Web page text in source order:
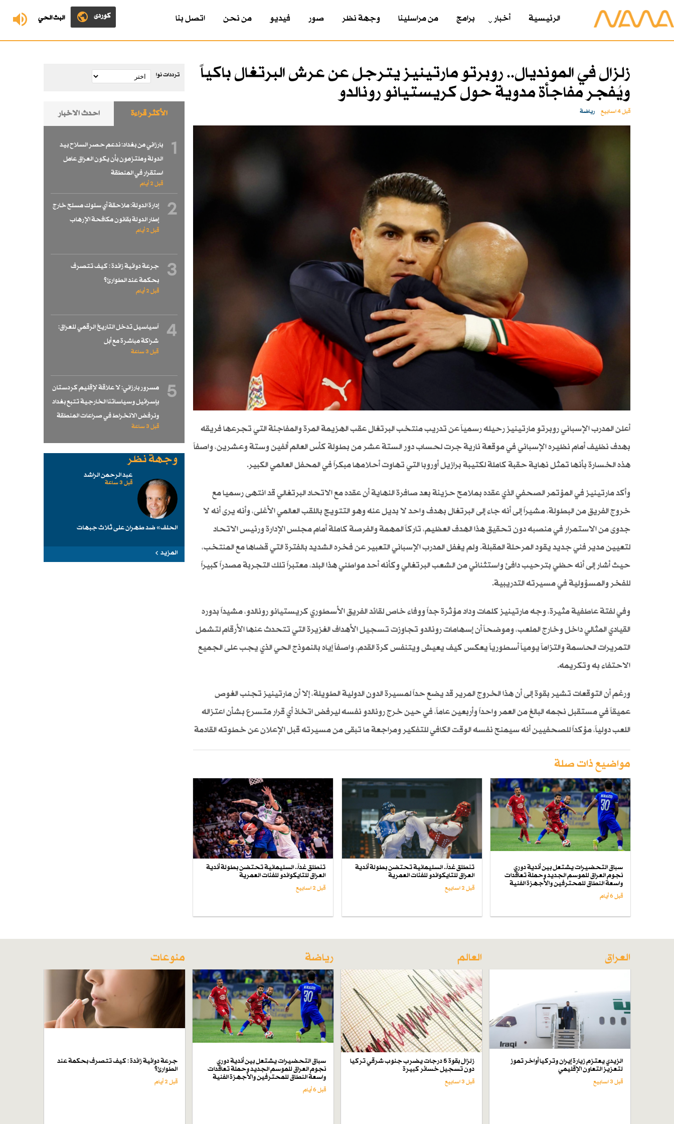
البث الحي کوردی الرئیسیة أخبار برامج من مراسلينا وجهة نظر صور فيديو من نحن اتصل بنا
زلزال في المونديال.. روبرتو مارتينيز يترجل عن عرش البرتغال باكياً
ويُفجر مفاجأة مدوية حول كريستيانو رونالدو
قبل 4 اسابیع رياضة
أعلن المدرب الإسباني روبرتو مارتينيز رحيله رسمياً عن تدريب منتخب البرتغال عقب الهزيمة المرة والمفاجئة التي تجرعها فريقه
بهدف نظيف أمام نظيره الإسباني في موقعة نارية جرت لحساب دور الستة عشر من بطولة كأس العالم ألفين وستة وعشرين، واصفاً
هذه الخسارة بأنها تمثل نهاية حقبة كاملة لكتيبة برازيل أوروبا التي تهاوت أحلامها مبكراً في المحفل العالمي الكبير.
وأكد مارتينيز في المؤتمر الصحفي الذي عقده بملامح حزينة بعد صافرة النهاية أن عقده مع الاتحاد البرتغالي قد انتهى رسميا مع
خروج الفريق من البطولة، مشيراً إلى أنه جاء إلى البرتغال بهدف واحد لا بديل عنه وهو التتويج باللقب العالمي الأغلى، وأنه يرى أنه لا
جدوى من الاستمرار في منصبه دون تحقيق هذا الهدف العظيم، تاركاً المهمة والفرصة كاملة أمام مجلس الإدارة ورئيس الاتحاد
لتعيين مدير فني جديد يقود المرحلة المقبلة. ولم يغفل المدرب الإسباني التعبير عن فخره الشديد بالفترة التي قضاها مع المنتخب،
حيث أشار إلى أنه حظي بترحيب دافئ واستثنائي من الشعب البرتغالي وكأنه أحد مواطني هذا البلد، معتبراً تلك التجربة مصدراً كبيراً
للفخر والمسؤولية في مسيرته التدريبية.
وفي لفتة عاطفية مثيرة، وجه مارتينيز كلمات وداد مؤثرة جداً ووفاء خاص لقائد الفريق الأسطوري كريستيانو رونالدو، مشيداً بدوره
القيادي المثالي داخل وخارج الملعب، وموضحاً أن إسهامات رونالدو تجاوزت تسجيل الأهداف الغزيرة التي تتحدث عنها الأرقام لتشمل
التمريرات الحاسمة والتزاماً يومياً أسطورياً يعكس كيف يعيش ويتنفس كرة القدم، واصفاً إياه بالنموذج الحي الذي يجب على الجميع
الاحتفاء به وتكريمه.
ورغم أن التوقعات تشير بقوة إلى أن هذا الخروج المرير قد يضع حداً لمسيرة الدون الدولية الطويلة، إلا أن مارتينيز تجنب الغوص
عميقاً في مستقبل نجمه البالغ من العمر واحداً وأربعين عاماً، في حين خرج رونالدو نفسه ليرفض اتخاذ أي قرار متسرع بشأن اعتزاله
اللعب دولياً، مؤكداً للصحفيين أنه سيمنح نفسه الوقت الكافي للتفكير ومراجعة ما تبقى من مسيرته قبل الإعلان عن خطوته القادمة
مواضيع ذات صلة
سباق التحضيرات يشتعل بين أندية دوري
نجوم العراق للموسم الجديد وحملة تعاقدات
واسعة النطاق للمحترفين والأجهزة الفنية
قبل 6 أيام
تنطلق غداً.. السليمانية تحتضن بطولة أندية
العراق للتايكواندو للفئات العمرية
قبل 2 اسابیع
تنطلق غداً.. السليمانية تحتضن بطولة أندية
العراق للتايكواندو للفئات العمرية
قبل 2 اسابیع
ترددات نوا
الأكثر قراءة احدث الاخبار
1
بارزاني من بغداد: ندعم حصر السلاح بيد
الدولة وملتزمون بأن يكون العراق عامل
استقرار في المنطقة
قبل 2 أيام
2
إدارة الدولة: ملاحقة أي سلوك مسلح خارج
إطار الدولة بقانون مكافحة الإرهاب
قبل 2 أيام
3
جرعة دوائية زائدة : كيف تتصرف
بحكمة عند الطوارئ؟
قبل 2 أيام
4
آسياسيل تدخل التاريخ الرقمي للعراق:
شراكة مباشرة مع أبل
قبل 3 ساعة
5
مسرور بارزاني: لا علاقة لإقليم كردستان
بإسرائيل وسياساتنا الخارجية تتبع بغداد
ونرفض الانخراط في صراعات المنطقة
قبل 3 ساعة
وجهة نظر
عبد الرحمن الراشد
قبل 3 ساعة
الحلف» ضد طهرانَ على ثلاث جبهات
المزيد
العراق
الزيدي يعتزم زيارة إيران وتركيا أواخر تموز
لتعزيز التعاون الإقليمي
قبل 3 اسابیع
العالم
زلزال بقوة 5 درجات يضرب جنوب شرقي تركيا
دون تسجيل خسائر كبيرة
قبل 3 اسابیع
رياضة
سباق التحضيرات يشتعل بين أندية دوري
نجوم العراق للموسم الجديد وحملة تعاقدات
واسعة النطاق للمحترفين والأجهزة الفنية
قبل 6 أيام
منوعات
جرعة دوائية زائدة : كيف تتصرف بحكمة عند
الطوارئ؟
قبل 2 أيام